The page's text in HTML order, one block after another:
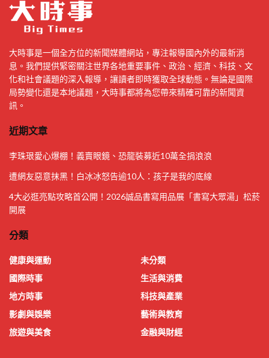
大時事是一個全方位的新聞媒體網站，專注報導國內外的最新消
息。我們提供緊密關注世界各地重要事件、政治、經濟、科技、文
化和社會議題的深入報導，讓讀者即時獲取全球動態。無論是國際
局勢變化還是本地議題，大時事都將為您帶來精確可靠的新聞資
訊。
近期文章
李珠珢愛心爆棚！義賣眼鏡、恐龍裝募近10萬全捐浪浪
遭網友惡意抹黑！白冰冰怒告逾10人：孩子是我的底線
4大必逛亮點攻略首公開！2026誠品書寫用品展「書寫大眾湯」松菸
開展
分類
健康與運動
國際時事
地方時事
影劇與娛樂
旅遊與美食
未分類
生活與消費
科技與產業
藝術與教育
金融與財經